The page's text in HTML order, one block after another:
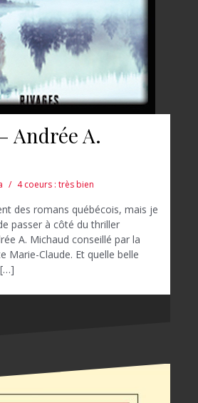
Andrée A.
4 coeurs : très bien
des romans québécois, mais je
passer à côté du thriller
A. Michaud conseillé par la
Marie-Claude. Et quelle belle